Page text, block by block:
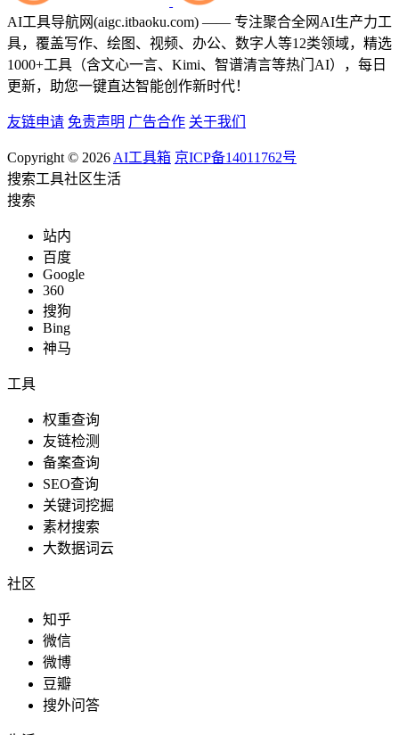
AI工具导航网(aigc.itbaoku.com) —— 专注聚合全网AI生产力工
具，覆盖写作、绘图、视频、办公、数字人等12类领域，精选
1000+工具（含文心一言、Kimi、智谱清言等热门AI），每日
更新，助您一键直达智能创作新时代！
友链申请 免责声明 广告合作 关于我们
Copyright © 2026 AI工具箱 京ICP备14011762号
搜索工具社区生活
搜索
站内
百度
Google
360
搜狗
Bing
神马
工具
权重查询
友链检测
备案查询
SEO查询
关键词挖掘
素材搜索
大数据词云
社区
知乎
微信
微博
豆瓣
搜外问答